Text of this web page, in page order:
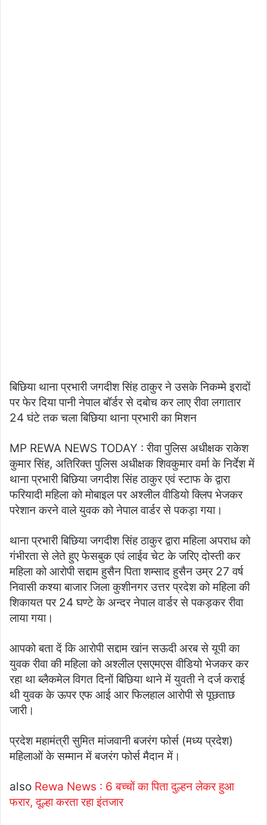
बिछिया थाना प्रभारी जगदीश सिंह ठाकुर ने उसके निकम्मे इरादों
पर फेर दिया पानी नेपाल बॉर्डर से दबोच कर लाए रीवा लगातार
24 घंटे तक चला बिछिया थाना प्रभारी का मिशन
MP REWA NEWS TODAY : रीवा पुलिस अधीक्षक राकेश
कुमार सिंह, अतिरिक्त पुलिस अधीक्षक शिवकुमार वर्मा के निर्देश में
थाना प्रभारी बिछिया जगदीश सिंह ठाकुर एवं स्टाफ के द्वारा
फरियादी महिला को मोबाइल पर अश्लील वीडियो क्लिप भेजकर
परेशान करने वाले युवक को नेपाल वार्डर से पकड़ा गया।
थाना प्रभारी बिछिया जगदीश सिंह ठाकुर द्वारा महिला अपराध को
गंभीरता से लेते हुए फेसबुक एवं लाईव चेट के जरिए दोस्ती कर
महिला को आरोपी सद्दाम हुसैन पिता शम्साद हुसैन उम्र 27 वर्ष
निवासी कश्या बाजार जिला कुशीनगर उत्तर प्रदेश को महिला की
शिकायत पर 24 घण्टे के अन्दर नेपाल वार्डर से पकड़कर रीवा
लाया गया।
आपको बता दें कि आरोपी सद्दाम खांन सऊदी अरब से यूपी का
युवक रीवा की महिला को अश्लील एसएमएस वीडियो भेजकर कर
रहा था ब्लैकमेल विगत दिनों बिछिया थाने में युवती ने दर्ज कराई
थी युवक के ऊपर एफ आई आर फिलहाल आरोपी से पूछताछ
जारी।
प्रदेश महामंत्री सुमित मांजवानी बजरंग फोर्स (मध्य प्रदेश)
महिलाओं के सम्मान में बजरंग फोर्स मैदान में।
also Rewa News : 6 बच्चों का पिता दुल्हन लेकर हुआ
फरार, दूल्हा करता रहा इंतजार